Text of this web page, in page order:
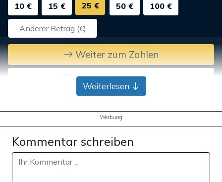
10 €
15 € 25 € 50 € 100 €
Weiter zum Zahlen
Bank-Überweisung
Weiterlesen
Werbung
Kommentar schreiben